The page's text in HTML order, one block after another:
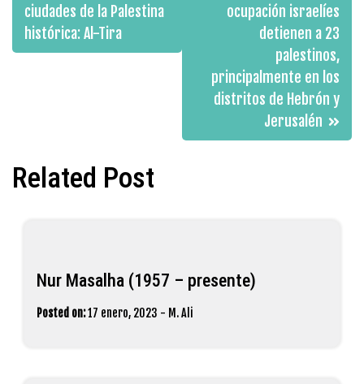
de
entradas
ciudades de la Palestina
histórica: Al-Tira
ocupación israelíes
detienen a 23
palestinos,
principalmente en los
distritos de Hebrón y
Jerusalén
Related Post
Nur Masalha (1957 – presente)
Posted on:17 enero, 2023 - M. Ali